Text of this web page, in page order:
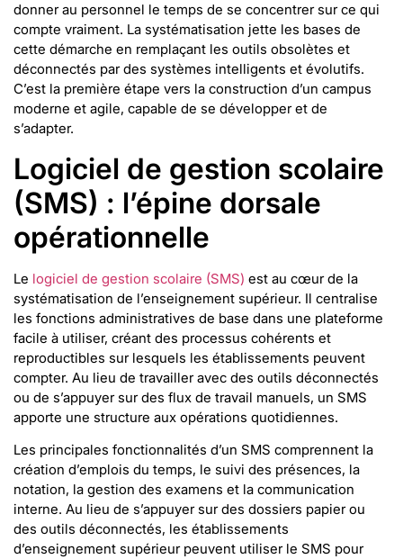
donner au personnel le temps de se concentrer sur ce qui
compte vraiment. La systématisation jette les bases de
cette démarche en remplaçant les outils obsolètes et
déconnectés par des systèmes intelligents et évolutifs.
C’est la première étape vers la construction d’un campus
moderne et agile, capable de se développer et de
s’adapter.
Logiciel de gestion scolaire
(SMS) : l’épine dorsale
opérationnelle
Le logiciel de gestion scolaire (SMS) est au cœur de la
systématisation de l’enseignement supérieur. Il centralise
les fonctions administratives de base dans une plateforme
facile à utiliser, créant des processus cohérents et
reproductibles sur lesquels les établissements peuvent
compter. Au lieu de travailler avec des outils déconnectés
ou de s’appuyer sur des flux de travail manuels, un SMS
apporte une structure aux opérations quotidiennes.
Les principales fonctionnalités d’un SMS comprennent la
création d’emplois du temps, le suivi des présences, la
notation, la gestion des examens et la communication
interne. Au lieu de s’appuyer sur des dossiers papier ou
des outils déconnectés, les établissements
d’enseignement supérieur peuvent utiliser le SMS pour